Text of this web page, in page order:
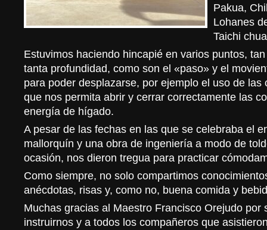
Pakua,
Lohanes
Taichi
Estuvimos haciendo hincapié en varios puntos,
tanta profundidad, como son el «paso» y el
para poder desplazarse, por ejemplo el uso de las
que nos permita abrir y cerrar correctamente las
energía de hígado.
A pesar de las fechas en las que se celebraba el
mallorquín y una obra de ingeniería a modo de
ocasión, nos dieron tregua para practicar
Como siempre, no solo compartimos
anécdotas, risas y, como no, buena comida y
Muchas gracias al Maestro Francisco Orejudo por
instruirnos y a todos los compañeros que